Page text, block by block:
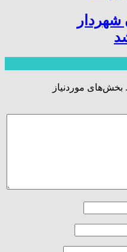
بخش‌های موردنیاز